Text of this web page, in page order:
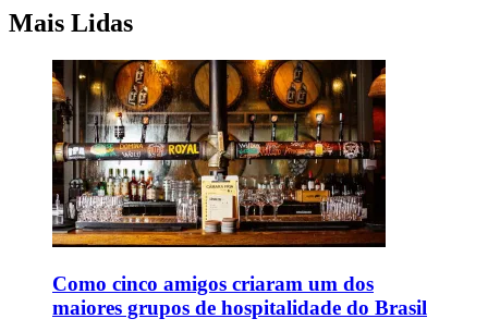
Mais Lidas
Como cinco amigos criaram um dos
maiores grupos de hospitalidade do Brasil